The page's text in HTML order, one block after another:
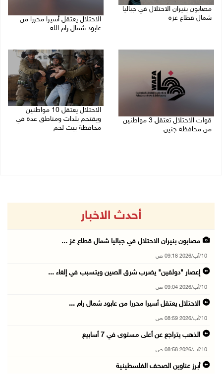
مصابون بنيران الاحتلال في جباليا
شمال قطاع غزة
الاحتلال يعتقل أسيرا محررا من
عابود شمال رام الله
قوات الاحتلال تعتقل 3 مواطنين
من محافظة جنين
الاحتلال يعتقل 10 مواطنين
ويقتحم بلدات ومناطق عدة في
محافظة بيت لحم
أحدث الاخبار
مصابون بنيران الاحتلال في جباليا شمال قطاع غز ...
10/آب/2026 09:18 ص
إعصار "دولفين" يضرب شرق الصين ويتسبب في إلغاء ...
10/آب/2026 09:04 ص
الاحتلال يعتقل أسيرا محررا من عابود شمال رام ...
10/آب/2026 08:59 ص
الذهب يتراجع عن أعلى مستوى في 7 أسابيع
10/آب/2026 08:58 ص
أبرز عناوين الصحف الفلسطينية